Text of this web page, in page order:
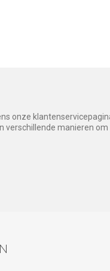
onze
verschillende manieren om